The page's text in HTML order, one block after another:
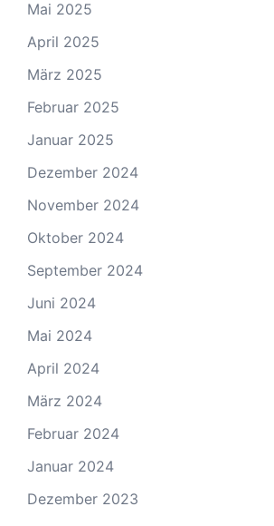
Mai 2025
April 2025
März 2025
Februar 2025
Januar 2025
Dezember 2024
November 2024
Oktober 2024
September 2024
Juni 2024
Mai 2024
April 2024
März 2024
Februar 2024
Januar 2024
Dezember 2023